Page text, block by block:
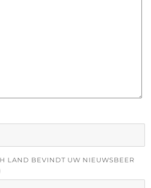
LAND BEVINDT UW NIEUWSBEER